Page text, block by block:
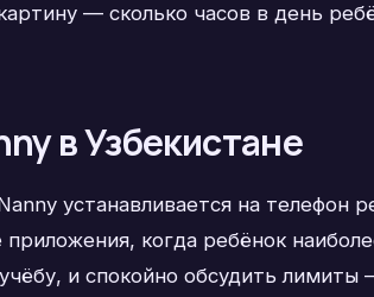
— сколько часов в день
в Узбекистане
устанавливается на
когда ребёнок
и спокойно обсудить